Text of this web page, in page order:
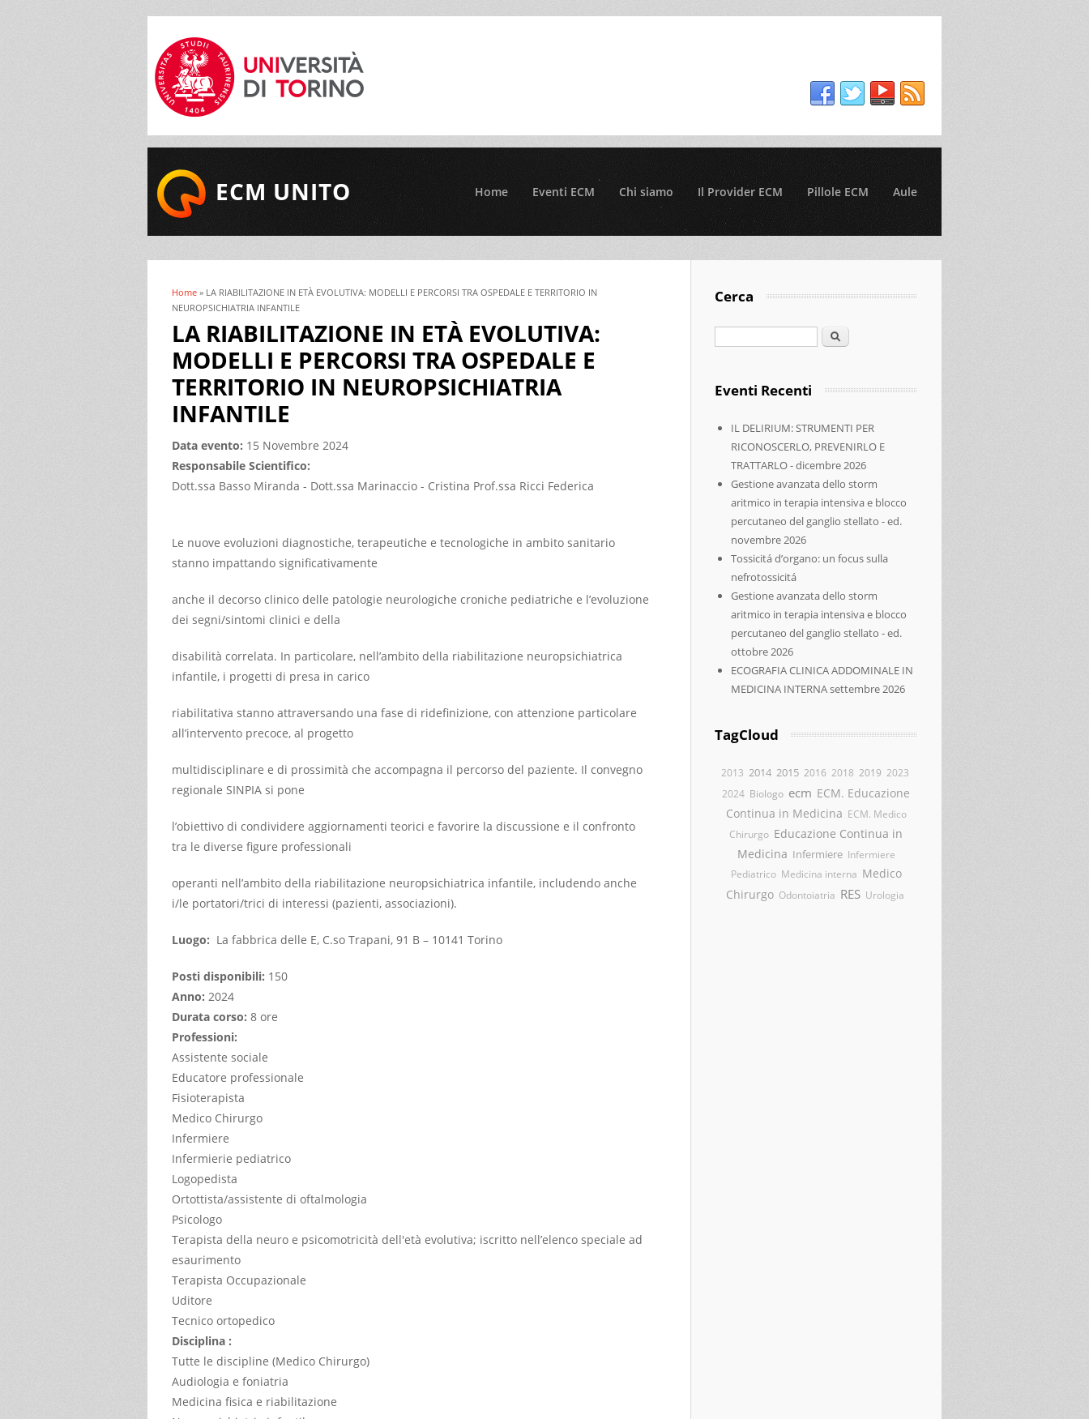
ECM UNITO Home Eventi ECM Chi siamo Il Provider ECM Pillole ECM Aule
Tu sei qui
Home » LA RIABILITAZIONE IN ETÀ EVOLUTIVA: MODELLI E PERCORSI TRA OSPEDALE E TERRITORIO IN
NEUROPSICHIATRIA INFANTILE
LA RIABILITAZIONE IN ETÀ EVOLUTIVA:
MODELLI E PERCORSI TRA OSPEDALE E
TERRITORIO IN NEUROPSICHIATRIA
INFANTILE
Data evento: 15 Novembre 2024
Responsabile Scientifico:
Dott.ssa Basso Miranda - Dott.ssa Marinaccio - Cristina Prof.ssa Ricci Federica
Le nuove evoluzioni diagnostiche, terapeutiche e tecnologiche in ambito sanitario
stanno impattando significativamente
anche il decorso clinico delle patologie neurologiche croniche pediatriche e l’evoluzione
dei segni/sintomi clinici e della
disabilità correlata. In particolare, nell’ambito della riabilitazione neuropsichiatrica
infantile, i progetti di presa in carico
riabilitativa stanno attraversando una fase di ridefinizione, con attenzione particolare
all’intervento precoce, al progetto
multidisciplinare e di prossimità che accompagna il percorso del paziente. Il convegno
regionale SINPIA si pone
l’obiettivo di condividere aggiornamenti teorici e favorire la discussione e il confronto
tra le diverse figure professionali
operanti nell’ambito della riabilitazione neuropsichiatrica infantile, includendo anche
i/le portatori/trici di interessi (pazienti, associazioni).
Luogo: La fabbrica delle E, C.so Trapani, 91 B – 10141 Torino
Posti disponibili: 150
Anno: 2024
Durata corso: 8 ore
Professioni:
Assistente sociale
Educatore professionale
Fisioterapista
Medico Chirurgo
Infermiere
Infermierie pediatrico
Logopedista
Ortottista/assistente di oftalmologia
Psicologo
Terapista della neuro e psicomotricità dell'età evolutiva; iscritto nell’elenco speciale ad
esaurimento
Terapista Occupazionale
Uditore
Tecnico ortopedico
Disciplina :
Tutte le discipline (Medico Chirurgo)
Audiologia e foniatria
Medicina fisica e riabilitazione
Cerca
Cerca
Eventi Recenti
IL DELIRIUM: STRUMENTI PER
RICONOSCERLO, PREVENIRLO E
TRATTARLO - dicembre 2026
Gestione avanzata dello storm
aritmico in terapia intensiva e blocco
percutaneo del ganglio stellato - ed.
novembre 2026
Tossicitá d’organo: un focus sulla
nefrotossicitá
Gestione avanzata dello storm
aritmico in terapia intensiva e blocco
percutaneo del ganglio stellato - ed.
ottobre 2026
ECOGRAFIA CLINICA ADDOMINALE IN
MEDICINA INTERNA settembre 2026
TagCloud
2013 2014 2015 2016 2018 2019 2023
2024 Biologo ecm ECM. Educazione
Continua in Medicina ECM. Medico
Chirurgo Educazione Continua in
Medicina Infermiere Infermiere
Pediatrico Medicina interna Medico
Chirurgo Odontoiatria RES Urologia